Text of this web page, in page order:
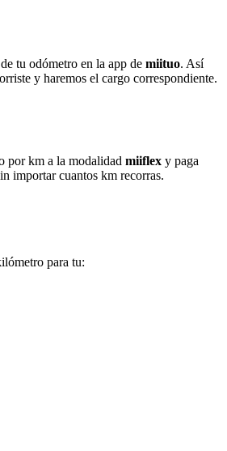
tu odómetro en la app de miituo. Así
y haremos el cargo correspondiente.
por km a la modalidad miiflex y paga
importar cuantos km recorras.
para tu: